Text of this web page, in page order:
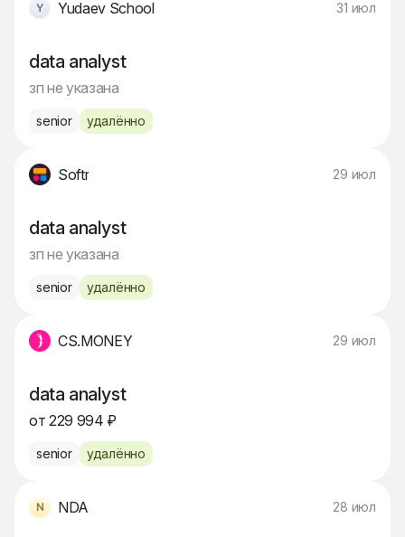
Yudaev School 31 июл
data analyst
зп не указана
senior удалённо
Softr 29 июл
data analyst
зп не указана
senior удалённо
CS.MONEY 29 июл
data analyst
от 229 994 ₽
senior удалённо
NDA 28 июл